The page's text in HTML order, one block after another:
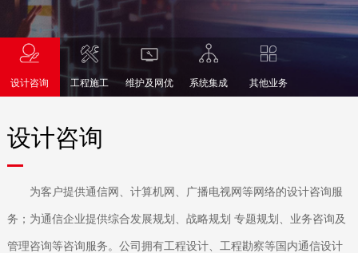
设计咨询 工程施工 维护及网优 系统集成 其他业务
设计咨询
为客户提供通信网、计算机网、广播电视网等网络的设计咨询服
务；为通信企业提供综合发展规划、战略规划 专题规划、业务咨询及
管理咨询等咨询服务。公司拥有工程设计、工程勘察等国内通信设计